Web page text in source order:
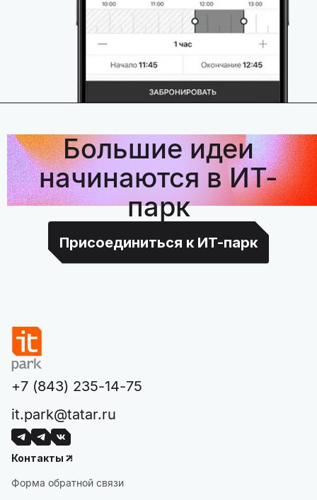
Большие идеи
начинаются в ИТ-
парк
Присоединиться к ИТ-парк
+7 (843) 235-14-75
it.park@tatar.ru
Контакты
Форма обратной связи